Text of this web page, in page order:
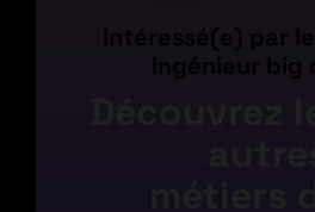
Intéressé(e) par
ingénieur big